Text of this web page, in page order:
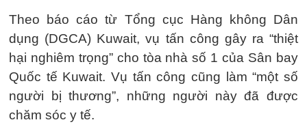
Theo báo cáo từ Tổng cục Hàng không Dân
dụng (DGCA) Kuwait, vụ tấn công gây ra “thiệt
hại nghiêm trọng” cho tòa nhà số 1 của Sân bay
Quốc tế Kuwait. Vụ tấn công cũng làm “một số
người bị thương”, những người này đã được
chăm sóc y tế.